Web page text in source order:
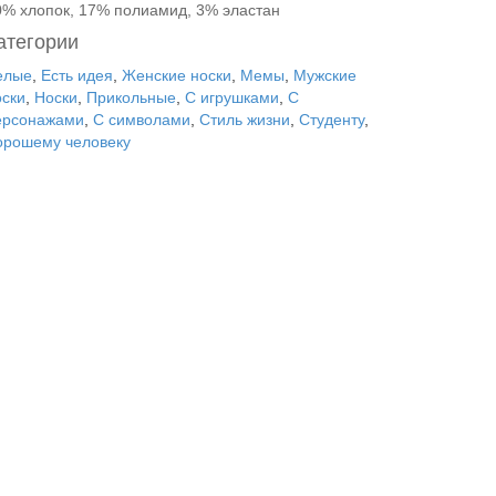
хлопок, 17% полиамид, 3% эластан
Есть идея Женские носки Мемы
Мужские
Носки Прикольные С игрушками С
С символами Стиль жизни Студенту,
человеку